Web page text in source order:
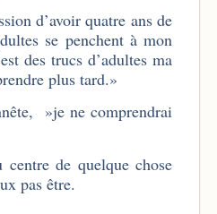
d’avoir quatre ans de
se penchent à mon
des trucs d’adultes ma
plus tard.»
»je ne comprendrai
de quelque chose
pas être.